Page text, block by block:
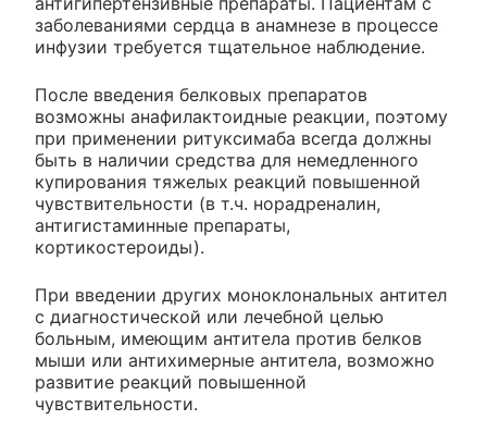
заболеваниями сердца в анамнезе в процессе
инфузии требуется тщательное наблюдение.
После введения белковых препаратов
возможны анафилактоидные реакции, поэтому
при применении ритуксимаба всегда должны
быть в наличии средства для немедленного
купирования тяжелых реакций повышенной
чувствительности (в т.ч. норадреналин,
антигистаминные препараты,
кортикостероиды).
При введении других моноклональных антител
с диагностической или лечебной целью
больным, имеющим антитела против белков
мыши или антихимерные антитела, возможно
развитие реакций повышенной
чувствительности.